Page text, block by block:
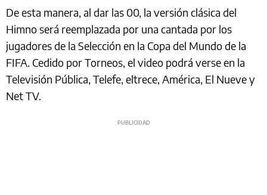
De esta manera, al dar las 00, la versión clásica del
Himno será reemplazada por una cantada por los
jugadores de la Selección en la Copa del Mundo de la
FIFA. Cedido por Torneos, el video podrá verse en la
Televisión Pública, Telefe, eltrece, América, El Nueve y
Net TV.